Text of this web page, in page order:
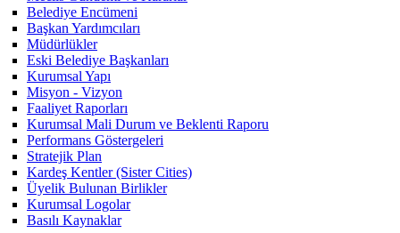
Belediye Encümeni
Başkan Yardımcıları
Müdürlükler
Eski Belediye Başkanları
Kurumsal Yapı
Misyon - Vizyon
Faaliyet Raporları
Kurumsal Mali Durum ve Beklenti Raporu
Performans Göstergeleri
Stratejik Plan
Kardeş Kentler (Sister Cities)
Üyelik Bulunan Birlikler
Kurumsal Logolar
Basılı Kaynaklar